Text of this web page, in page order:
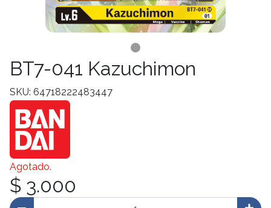
BT7-041 Kazuchimon
SKU: 64718222483447
Agotado.
$ 3.000